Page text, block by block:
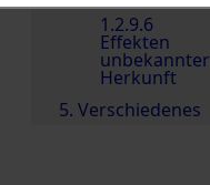
1.2.9.6
Effekten
unbekannter
Herkunft
5. Verschiedenes